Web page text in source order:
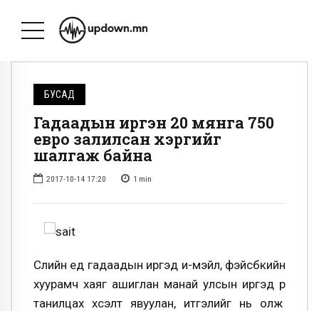
БУСАД
Гадаадын иргэн 20 мянга 750
евро залилсан хэргийг
шалгаж байна
2017-10-14 17:20 1 min
Сүүлийн үед гадаадын иргэд и-мэйл, фэйсбүүкийн
хуурамч хаяг ашиглан манай улсын иргэд рүү
танилцах хүсэлт явуулан, итгэлийг нь олж